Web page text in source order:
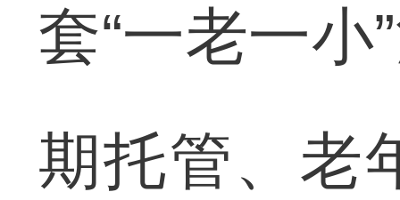
套“一老一
期托管、老